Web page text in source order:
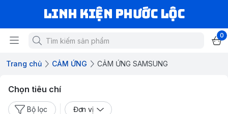
LINH KIỆN PHƯỚC LỘC
0
Trang chủ CẢM ỨNG CẢM ỨNG SAMSUNG
Chọn tiêu chí
Bộ lọc Đơn vị